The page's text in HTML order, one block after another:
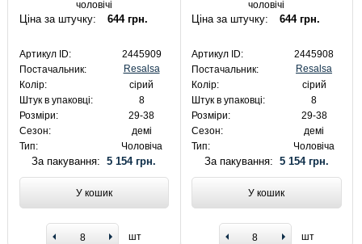
чоловічі
Ціна за штучку: 644 грн.
Артикул ID:
2445909
Постачальник:
Resalsa
Колір:
сірий
Штук в упаковці:
8
Розміри:
29-38
Сезон:
демі
Тип:
Чоловіча
За пакування:5 154 грн.
У кошик
шт
чоловічі
Ціна за штучку: 644 грн.
Артикул ID:
2445908
Постачальник:
Resalsa
Колір:
сірий
Штук в упаковці:
8
Розміри:
29-38
Сезон:
демі
Тип:
Чоловіча
За пакування: 5 154 грн.
У кошик
шт